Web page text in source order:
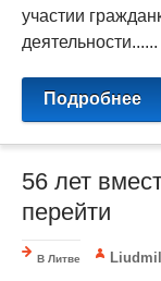
участии
деятельности......
Подробнее
56 лет
перейти
В Литве